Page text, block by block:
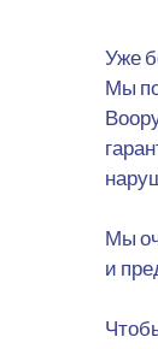
Уже
Мы
Мы
и